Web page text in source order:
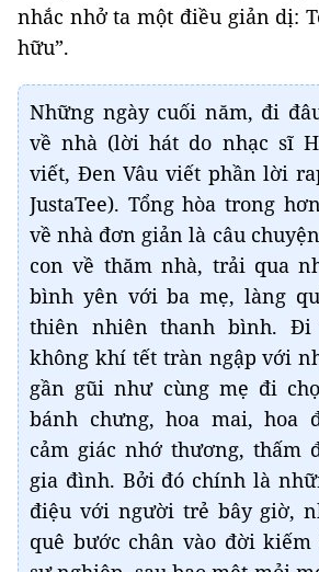
nhắc nhở ta một điều giản dị:
hữu”.
Những ngày cuối năm, đi
về nhà (lời hát do nhạc sĩ
viết, Đen Vâu viết phần lời
JustaTee). Tổng hòa trong
về nhà đơn giản là câu
con về thăm nhà, trải qua
bình yên với ba mẹ, làng
thiên nhiên thanh bình.
không khí tết tràn ngập với
gần gũi như cùng mẹ đi
bánh chưng, hoa mai, hoa
cảm giác nhớ thương, thấm
gia đình. Bởi đó chính là
điệu với người trẻ bây giờ,
quê bước chân vào đời